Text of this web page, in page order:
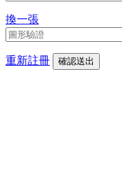
換一張
重新註冊 確認送出